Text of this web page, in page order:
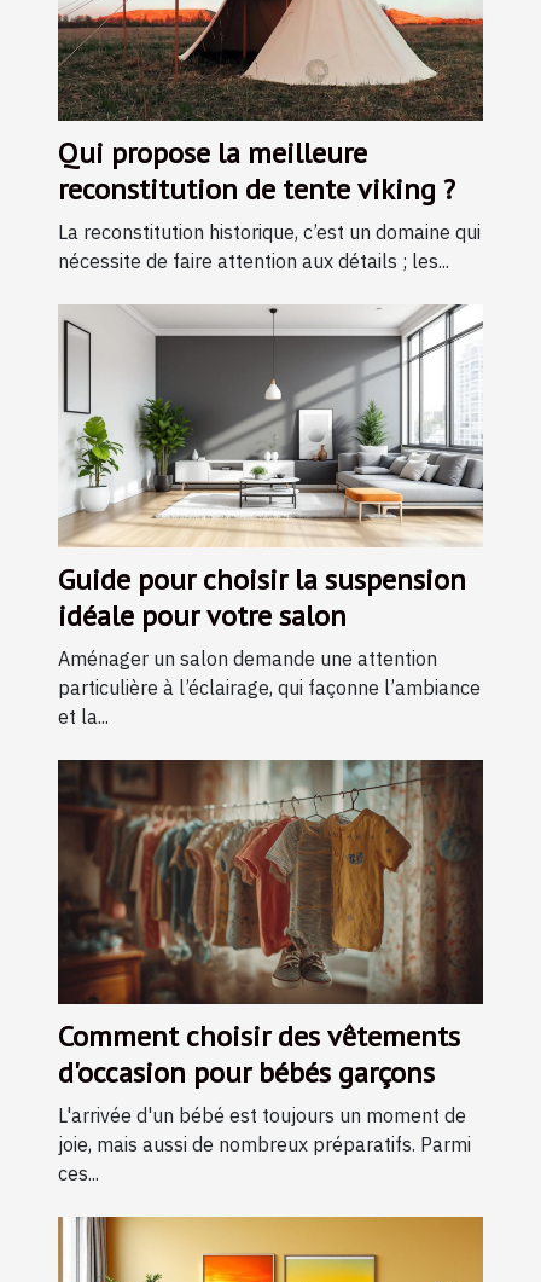
Qui propose la meilleure
reconstitution de tente viking ?
La reconstitution historique, c’est un domaine qui
nécessite de faire attention aux détails ; les...
Guide pour choisir la suspension
idéale pour votre salon
Aménager un salon demande une attention
particulière à l’éclairage, qui façonne l’ambiance
et la...
Comment choisir des vêtements
d'occasion pour bébés garçons
L'arrivée d'un bébé est toujours un moment de
joie, mais aussi de nombreux préparatifs. Parmi
ces...